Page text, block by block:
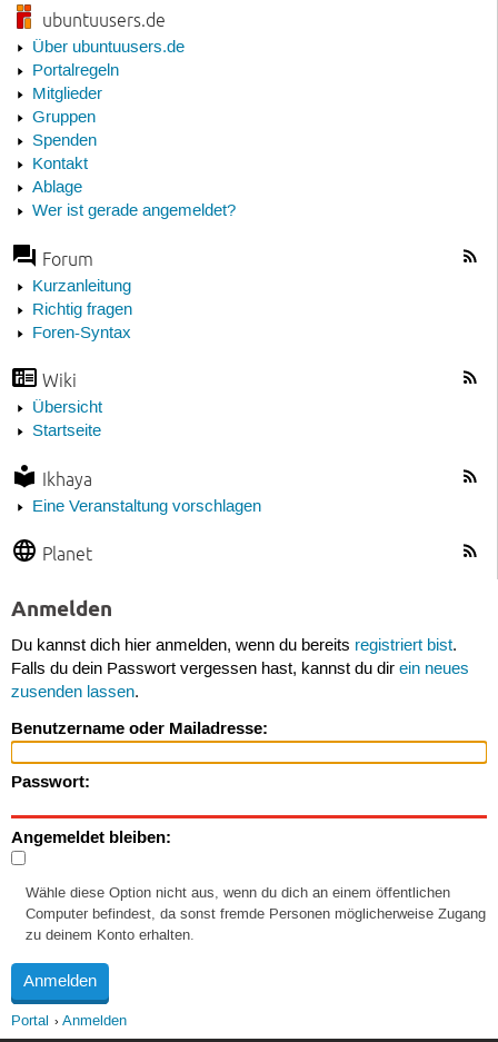
ubuntuusers.de
Über ubuntuusers.de
Portalregeln
Mitglieder
Gruppen
Spenden
Kontakt
Ablage
Wer ist gerade angemeldet?
Forum
Kurzanleitung
Richtig fragen
Foren-Syntax
Wiki
Übersicht
Startseite
Ikhaya
Eine Veranstaltung vorschlagen
Planet
Anmelden
Du kannst dich hier anmelden, wenn du bereits registriert bist.
Falls du dein Passwort vergessen hast, kannst du dir ein neues
zusenden lassen.
Benutzername oder Mailadresse:
Passwort:
Angemeldet bleiben:
Wähle diese Option nicht aus, wenn du dich an einem öffentlichen
Computer befindest, da sonst fremde Personen möglicherweise Zugang
zu deinem Konto erhalten.
Portal Anmelden